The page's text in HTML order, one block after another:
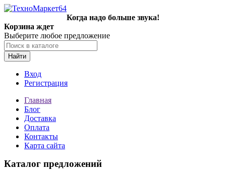
Когда надо больше звука!
Корзина ждет
Выберите любое предложение
Найти
Вход
Регистрация
Главная
Блог
Доставка
Оплата
Контакты
Карта сайта
Каталог предложений